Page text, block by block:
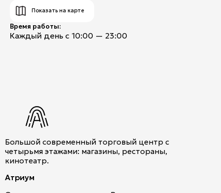
Показать на карте
Время работы:
Каждый день с 10:00 — 23:00
Большой современный торговый центр с
четырьмя этажами: магазины, рестораны,
кинотеатр.
Атриум